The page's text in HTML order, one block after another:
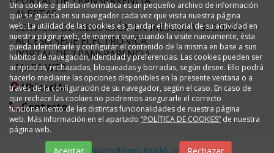
ALERTAS
SERVICIO DE MEDIACIÓN EN RIESGOS Y SEGUROS
ACCESO SEDE ELECTRÓNICA
PORTAL DE TRANSPARENCIA
MAPA WEB
Ubicación
Contacto
Diseño y Desarrollo web Im3diA comunicación
Una cookie o galleta informática es un pequeño archivo de información
que se guarda en su navegador cada vez que visita nuestra página
web. La utilidad de las cookies es guardar el historial de su actividad en
nuestra página web, de manera que, cuando la visite nuevamente, ésta
pueda identificarle y configurar el contenido de la misma en base a sus
hábitos de navegación, identidad y preferencias. Las cookies pueden ser
aceptadas, rechazadas, bloqueadas y borradas, según desee. Ello podrá
hacerlo mediante las opciones disponibles en la presente ventana o a
través de la configuración de su navegador, según el caso. En caso de
que rechace las cookies no podremos asegurarle el correcto
funcionamiento de las distintas funcionalidades de nuestra página
web. Más información en el apartado “POLÍTICA DE COOKIES” de nuestra
página web.